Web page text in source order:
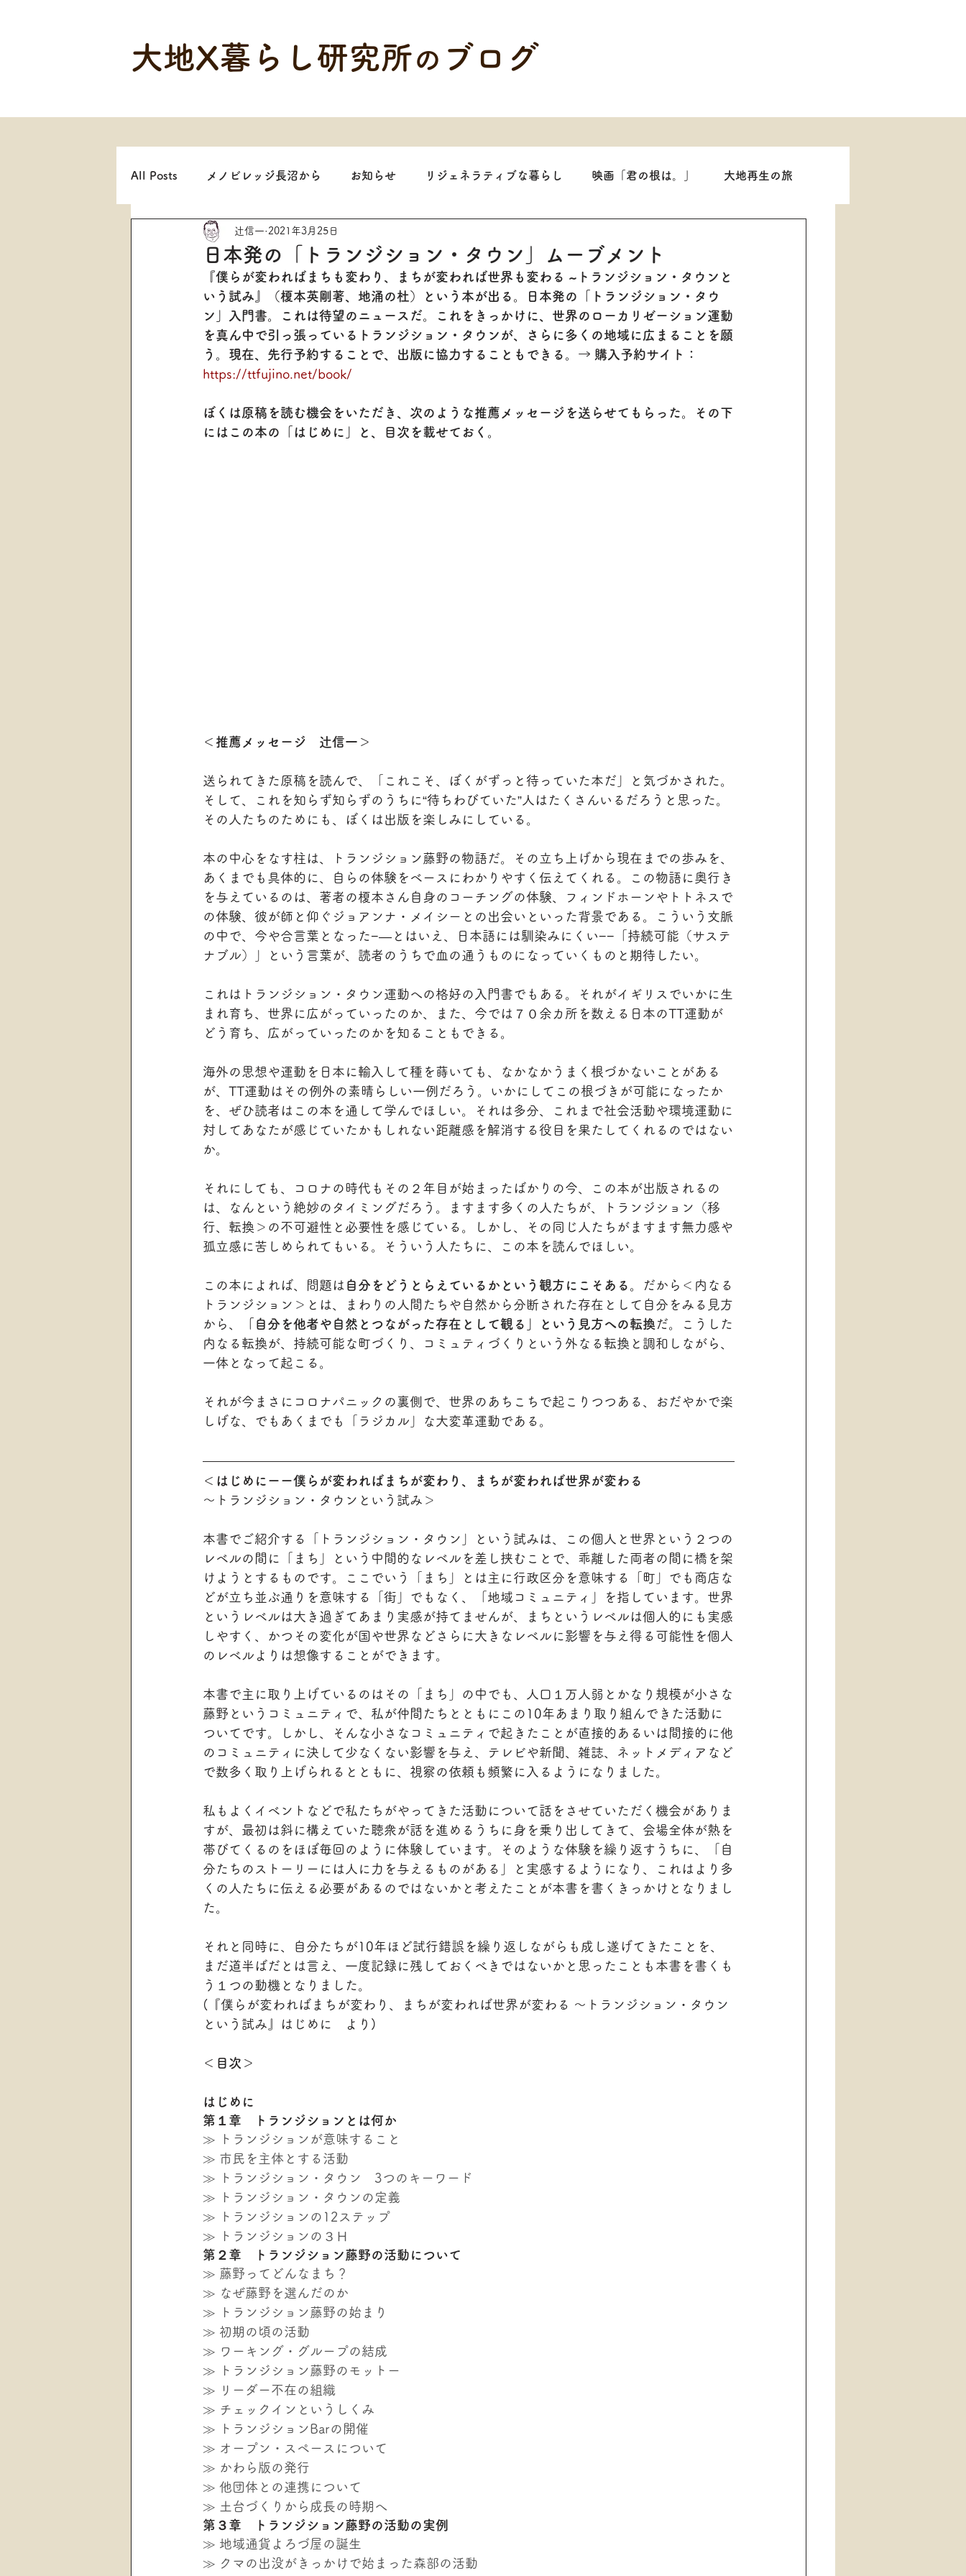
大地X暮らし研究所の ブログ
All Posts メノビレッジ長沼から お知らせ リジェネラティブな暮らし 映画「君の根は。」 大地再生の旅
日本発の「トランジション・タウン」ムーブメント
辻信一 2021年3月25日
『僕らが変わればまちも変わり、まちが変われば世界も変わる ~トランジション・タウンと
いう試み』（榎本英剛著、地涌の杜）という本が出る。日本発の「トランジション・タウ
ン」入門書。これは待望のニュースだ。これをきっかけに、世界のローカリゼーション運動
を真ん中で引っ張っているトランジション・タウンが、さらに多くの地域に広まることを願
う。現在、先行予約することで、出版に協力することもできる。→ 購入予約サイト：
https://ttfujino.net/book/
ぼくは原稿を読む機会をいただき、次のような推薦メッセージを送らせてもらった。その下
にはこの本の「はじめに」と、目次を載せておく。
＜推薦メッセージ　辻信一＞
送られてきた原稿を読んで、「これこそ、ぼくがずっと待っていた本だ」と気づかされた。
そして、これを知らず知らずのうちに“待ちわびていた”人はたくさんいるだろうと思った。
その人たちのためにも、ぼくは出版を楽しみにしている。
本の中心をなす柱は、トランジション藤野の物語だ。その立ち上げから現在までの歩みを、
あくまでも具体的に、自らの体験をベースにわかりやすく伝えてくれる。この物語に奥行き
を与えているのは、著者の榎本さん自身のコーチングの体験、フィンドホーンやトトネスで
の体験、彼が師と仰ぐジョアンナ・メイシーとの出会いといった背景である。こういう文脈
の中で、今や合言葉となった−―とはいえ、日本語には馴染みにくい−−「持続可能（サステ
ナブル）」という言葉が、読者のうちで血の通うものになっていくものと期待したい。
これはトランジション・タウン運動への格好の入門書でもある。それがイギリスでいかに生
まれ育ち、世界に広がっていったのか、また、今では７０余カ所を数える日本のTT運動が
どう育ち、広がっていったのかを知ることもできる。
海外の思想や運動を日本に輸入して種を蒔いても、なかなかうまく根づかないことがある
が、TT運動はその例外の素晴らしい一例だろう。いかにしてこの根づきが可能になったか
を、ぜひ読者はこの本を通して学んでほしい。それは多分、これまで社会活動や環境運動に
対してあなたが感じていたかもしれない距離感を解消する役目を果たしてくれるのではない
か。
それにしても、コロナの時代もその２年目が始まったばかりの今、この本が出版されるの
は、なんという絶妙のタイミングだろう。ますます多くの人たちが、トランジション（移
行、転換＞の不可避性と必要性を感じている。しかし、その同じ人たちがますます無力感や
孤立感に苦しめられてもいる。そういう人たちに、この本を読んでほしい。
この本によれば、問題は 自分をどうとらえているかという観方にこそある。
だから＜内なる
トランジション＞とは、まわりの人間たちや自然から分断された存在として自分をみる見方
から、
「自分を他者や自然とつながった存在として観る」という見方への転換 だ。こうした
内なる転換が、持続可能な町づくり、コミュティづくりという外なる転換と調和しながら、
一体となって起こる。
それが今まさにコロナパニックの裏側で、世界のあちこちで起こりつつある、おだやかで楽
しげな、でもあくまでも「ラジカル」な大変革運動である。
＜はじめにーー僕らが変わればまちが変わり、まちが変われば世界が変わる
～トランジション・タウンという試み＞
本書でご紹介する「トランジション・タウン」という試みは、この個人と世界という２つの
レベルの間に「まち」という中間的なレベルを差し挟むことで、乖離した両者の間に橋を架
けようとするものです。ここでいう「まち」とは主に行政区分を意味する「町」でも商店な
どが立ち並ぶ通りを意味する「街」でもなく、「地域コミュニティ」を指しています。世界
というレベルは大き過ぎてあまり実感が持てませんが、まちというレベルは個人的にも実感
しやすく、かつその変化が国や世界などさらに大きなレベルに影響を与え得る可能性を個人
のレベルよりは想像することができます。
本書で主に取り上げているのはその「まち」の中でも、人口１万人弱とかなり規模が小さな
藤野というコミュニティで、私が仲間たちとともにこの10年あまり取り組んできた活動に
ついてです。しかし、そんな小さなコミュニティで起きたことが直接的あるいは間接的に他
のコミュニティに決して少なくない影響を与え、テレビや新聞、雑誌、ネットメディアなど
で数多く取り上げられるとともに、視察の依頼も頻繁に入るようになりました。
私もよくイベントなどで私たちがやってきた活動について話をさせていただく機会がありま
すが、最初は斜に構えていた聴衆が話を進めるうちに身を乗り出してきて、会場全体が熱を
帯びてくるのをほぼ毎回のように体験しています。そのような体験を繰り返すうちに、「自
分たちのストーリーには人に力を与えるものがある」と実感するようになり、これはより多
くの人たちに伝える必要があるのではないかと考えたことが本書を書くきっかけとなりまし
た。
それと同時に、自分たちが10年ほど試行錯誤を繰り返しながらも成し遂げてきたことを、
まだ道半ばだとは言え、一度記録に残しておくべきではないかと思ったことも本書を書くも
う１つの動機となりました。
(『僕らが変わればまちが変わり、まちが変われば世界が変わる ～トランジション・タウン
という試み』はじめに　より)
＜目次＞
はじめに
第１章　トランジションとは何か
≫ トランジションが意味すること
≫ 市民を主体とする活動
≫ トランジション・タウン　3つのキーワード
≫ トランジション・タウンの定義
≫ トランジションの12ステップ
≫ トランジションの３Ｈ
第２章　トランジション藤野の活動について
≫ 藤野ってどんなまち？
≫ なぜ藤野を選んだのか
≫ トランジション藤野の始まり
≫ 初期の頃の活動
≫ ワーキング・グループの結成
≫ トランジション藤野のモットー
≫ リーダー不在の組織
≫ チェックインというしくみ
≫ トランジションBarの開催
≫ オープン・スペースについて
≫ かわら版の発行
≫ 他団体との連携について
≫ 土台づくりから成長の時期へ
第３章　トランジション藤野の活動の実例
≫ 地域通貨よろづ屋の誕生
≫ クマの出没がきっかけで始まった森部の活動